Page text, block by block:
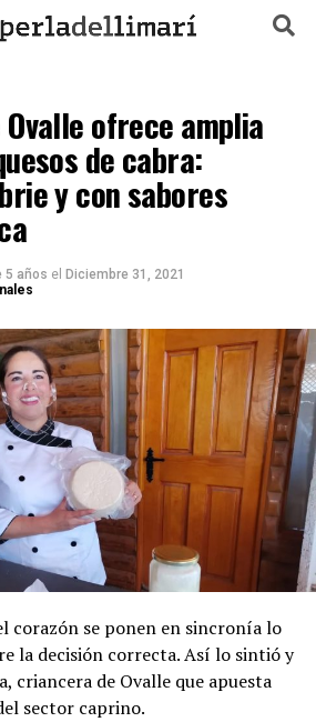
ofrece amplia
de cabra:
y con sabores
5 años el Diciembre 31, 2021
corazón se ponen en sincronía lo
la decisión correcta. Así lo sintió y
criancera de Ovalle que apuesta
sector caprino.